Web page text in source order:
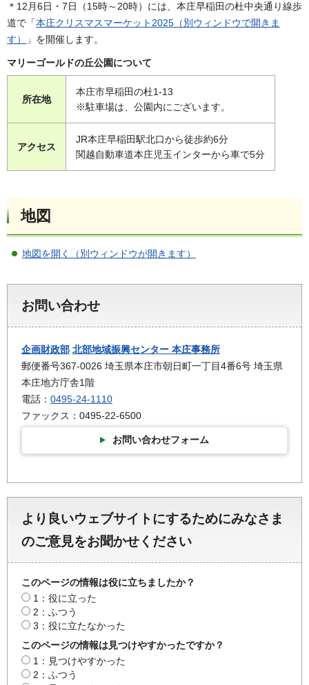
＊12月6日・7日（15時～20時）には、本庄早稲田の杜中央通り線歩
道で「本庄クリスマスマーケット2025（別ウィンドウで開きま
す）
」を開催します。
マリーゴールドの丘公園について
所在地
本庄市早稲田の杜1-13
※駐車場は、公園内にございます。
アクセス
JR本庄早稲田駅北口から徒歩約6分
関越自動車道本庄児玉インターから車で5分
地図
地図を開く（別ウィンドウが開きます）
お問い合わせ
企画財政部 北部地域振興センター 本庄事務所
郵便番号367-0026 埼玉県本庄市朝日町一丁目4番6号 埼玉県
本庄地方庁舎1階
電話： 0495-24-1110
ファックス：0495-22-6500
お問い合わせフォーム
より良いウェブサイトにするためにみなさま
のご意見をお聞かせください
このページの情報は役に立ちましたか？
1：役に立った
2：ふつう
3：役に立たなかった
このページの情報は見つけやすかったですか？
1：見つけやすかった
2：ふつう